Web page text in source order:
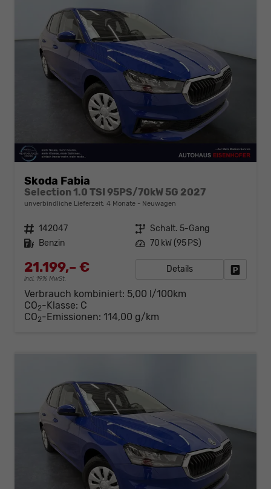
Skoda Fabia
Selection 1.0 TSI 95PS/70kW 5G 2027
unverbindliche Lieferzeit: 4 Monate Neuwagen
Fahrzeugnr. 142047 Getriebe Schalt. 5-Gang
Kraftstoff Benzin Leistung 70 kW (95 PS)
21.199,– €
incl. 19% MwSt.
Details
Verbrauch kombiniert: 5,00 l/100km
CO2-Klasse: C
CO2-Emissionen: 114,00 g/km